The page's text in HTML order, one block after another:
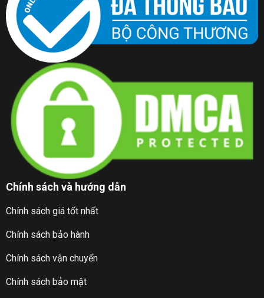
Chính sách và hướng dẫn
Chính sách giá tốt nhất
Chính sách bảo hành
Chính sách vận chuyển
Chính sách bảo mật